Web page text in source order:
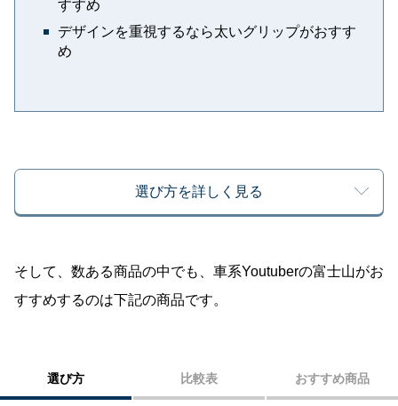
すすめ
デザインを重視するなら太いグリップがおすす
め
選び方を詳しく見る
そして、数ある商品の中でも、車系Youtuberの富士山がお
すすめするのは下記の商品です。
選び方 比較表 おすすめ商品